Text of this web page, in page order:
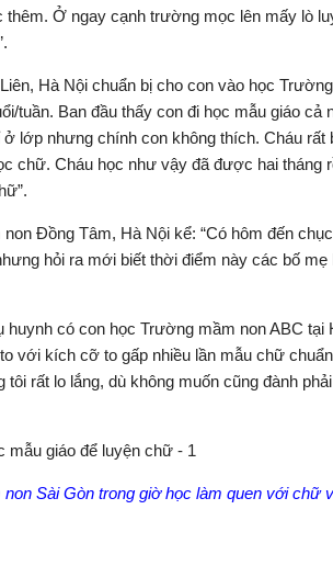
thêm. Ở ngay cạnh trường mọc lên mấy lò
Hà Nội chuẩn bị cho con vào học
tuần. Ban đầu thấy con đi học mẫu giáo cả
lớp nhưng chính con không thích. Cháu rất
chữ. Cháu học như vậy đã được hai tháng
Đồng Tâm, Hà Nội kể: “Có hôm đến
hỏi ra mới biết thời điểm này các bố mẹ
có con học Trường mầm non ABC tại
với kích cỡ to gấp nhiều lần mẫu chữ
rất lo lắng, dù không muốn cũng đành
Sài Gòn trong giờ học làm quen với chữ